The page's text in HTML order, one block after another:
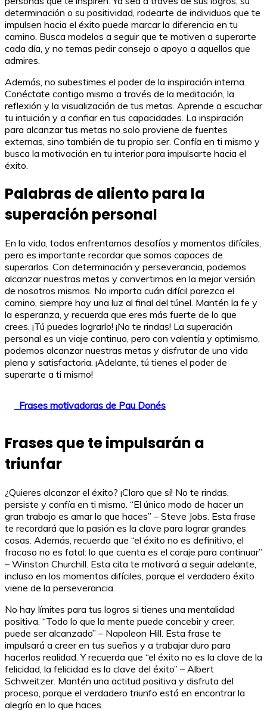
determinación o su positividad, rodearte de individuos que te
impulsen hacia el éxito puede marcar la diferencia en tu
camino. Busca modelos a seguir que te motiven a superarte
cada día, y no temas pedir consejo o apoyo a aquellos que
admires.
Además, no subestimes el poder de la inspiración interna.
Conéctate contigo mismo a través de la meditación, la
reflexión y la visualización de tus metas. Aprende a escuchar
tu intuición y a confiar en tus capacidades. La inspiración
para alcanzar tus metas no solo proviene de fuentes
externas, sino también de tu propio ser. Confía en ti mismo y
busca la motivación en tu interior para impulsarte hacia el
éxito.
Palabras de aliento para la
superación personal
En la vida, todos enfrentamos desafíos y momentos difíciles,
pero es importante recordar que somos capaces de
superarlos. Con determinación y perseverancia, podemos
alcanzar nuestras metas y convertirnos en la mejor versión
de nosotros mismos. No importa cuán difícil parezca el
camino, siempre hay una luz al final del túnel. Mantén la fe y
la esperanza, y recuerda que eres más fuerte de lo que
crees. ¡Tú puedes lograrlo! ¡No te rindas! La superación
personal es un viaje continuo, pero con valentía y optimismo,
podemos alcanzar nuestras metas y disfrutar de una vida
plena y satisfactoria. ¡Adelante, tú tienes el poder de
superarte a ti mismo!
Frases motivadoras de Pau Donés
Frases que te impulsarán a
triunfar
¿Quieres alcanzar el éxito? ¡Claro que sí! No te rindas,
persiste y confía en ti mismo. “El único modo de hacer un
gran trabajo es amar lo que haces” – Steve Jobs. Esta frase
te recordará que la pasión es la clave para lograr grandes
cosas. Además, recuerda que “el éxito no es definitivo, el
fracaso no es fatal: lo que cuenta es el coraje para continuar”
– Winston Churchill. Esta cita te motivará a seguir adelante,
incluso en los momentos difíciles, porque el verdadero éxito
viene de la perseverancia.
No hay límites para tus logros si tienes una mentalidad
positiva. “Todo lo que la mente puede concebir y creer,
puede ser alcanzado” – Napoleon Hill. Esta frase te
impulsará a creer en tus sueños y a trabajar duro para
hacerlos realidad. Y recuerda que “el éxito no es la clave de la
felicidad, la felicidad es la clave del éxito” – Albert
Schweitzer. Mantén una actitud positiva y disfruta del
proceso, porque el verdadero triunfo está en encontrar la
alegría en lo que haces.